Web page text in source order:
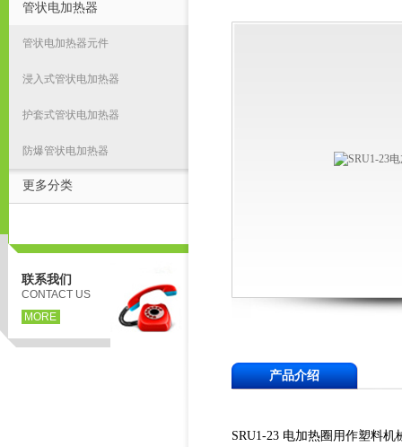
管状电加热器
管状电加热器元件
浸入式管状电加热器
护套式管状电加热器
防爆管状电加热器
更多分类
联系我们
CONTACT US
MORE
产品介绍
SRU1-23 电加热圈用作塑料